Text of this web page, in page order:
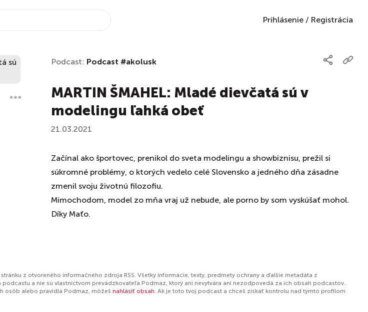
Prihlásenie / Registrácia
Podcast: Podcast #akolusk
MARTIN ŠMAHEL: Mladé dievčatá sú v
modelingu ľahká obeť
21.03.2021
Začínal ako športovec, prenikol do sveta modelingu a showbiznisu, prežil si
súkromné problémy, o ktorých vedelo celé Slovensko a jedného dňa zásadne
zmenil svoju životnú filozofiu.
Mimochodom, model zo mňa vraj už nebude, ale porno by som vyskúšať mohol.
Díky Maťo.
z otvoreného informačného zdroja RSS. Všetky informácie, texty, predmety ochrany a ďalšie metadáta z
podcastu a nie sú vlastníctvom prevádzkovateľa Podmaz, ktorý ani nevytvára ani nezodpovedá za ich obsah podcastov.
osôb alebo pravidlá Podmaz, môžeš nahlásiť obsah. Ak je toto tvoj podcast a chceš získať kontrolu nad týmto profilom